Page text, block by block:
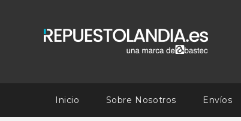
Inicio Sobre Nosotros Envíos